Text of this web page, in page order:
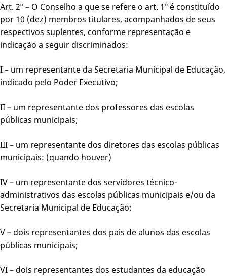
Art. 2º – O Conselho a que se refere o art. 1º é constituído
por 10 (dez) membros titulares, acompanhados de seus
respectivos suplentes, conforme representação e
indicação a seguir discriminados:
I – um representante da Secretaria Municipal de Educação,
indicado pelo Poder Executivo;
II – um representante dos professores das escolas
públicas municipais;
III – um representante dos diretores das escolas públicas
municipais: (quando houver)
IV – um representante dos servidores técnico-
administrativos das escolas públicas municipais e/ou da
Secretaria Municipal de Educação;
V – dois representantes dos pais de alunos das escolas
públicas municipais;
VI – dois representantes dos estudantes da educação